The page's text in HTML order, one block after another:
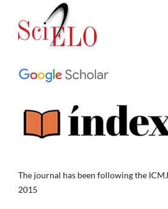
The journal has been following the
2015